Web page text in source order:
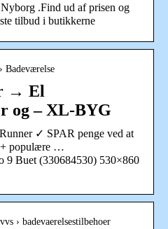
.Find ud af prisen og
tilbud i butikkerne
Badeværelse
→ El
og – XL-BYG
✓ SPAR penge ved at
populære …
9 Buet (330684530) 530×860
› badevaerelsestilbehoer